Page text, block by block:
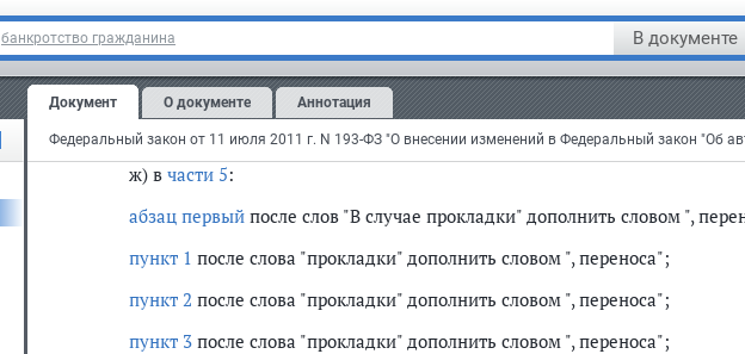
банкротство гражданина В документе
Документ О документе Аннотация
словами "коммуникаций, их эксплуатация в границах", слово
после слов "для прокладки" дополнить словом ", переноса",
переустройстве, переносе, эксплуатации";
е)
часть 4после слов "В случае прокладки" дополнить словом ",
перенос";
ж) в части 5:
абзац первый после слов "В случае прокладки" дополнить словом ",
пункт 1 после слова "прокладки" дополнить словом ", переноса";
пункт 2 после слова "прокладки" дополнить словом ", переноса";
пункт 3 после слова "прокладки" дополнить словом ", переноса";